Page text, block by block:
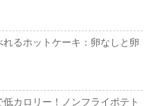
れるホットケーキ：卵なしと卵
カロリー！ノンフライポテト